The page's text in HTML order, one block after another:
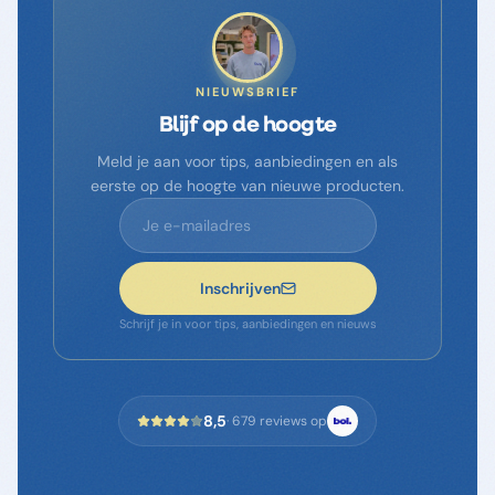
NIEUWSBRIEF
Blijf op de hoogte
Meld je aan voor tips, aanbiedingen en als
eerste op de hoogte van nieuwe producten.
Inschrijven
Schrijf je in voor tips, aanbiedingen en nieuws
8,5·679 reviews op